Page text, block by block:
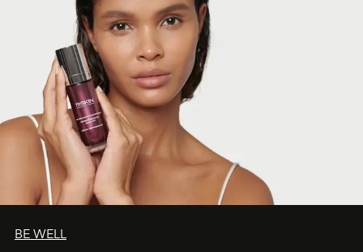
BE WELL